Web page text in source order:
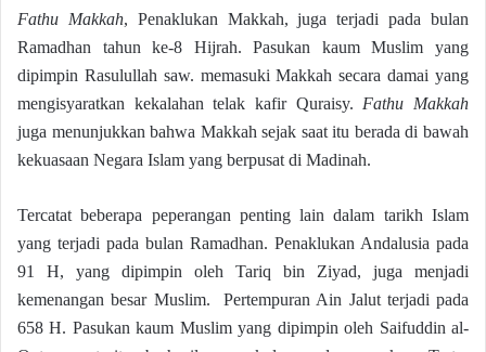
Fathu Makkah, Penaklukan Makkah, juga terjadi pada bulan
Ramadhan tahun ke-8 Hijrah. Pasukan kaum Muslim yang
dipimpin Rasulullah saw. memasuki Makkah secara damai yang
mengisyaratkan kekalahan telak kafir Quraisy. Fathu Makkah
juga menunjukkan bahwa Makkah sejak saat itu berada di bawah
kekuasaan Negara Islam yang berpusat di Madinah.
Tercatat beberapa peperangan penting lain dalam tarikh Islam
yang terjadi pada bulan Ramadhan. Penaklukan Andalusia pada
91 H, yang dipimpin oleh Tariq bin Ziyad, juga menjadi
kemenangan besar Muslim. Pertempuran Ain Jalut terjadi pada
658 H. Pasukan kaum Muslim yang dipimpin oleh Saifuddin al-